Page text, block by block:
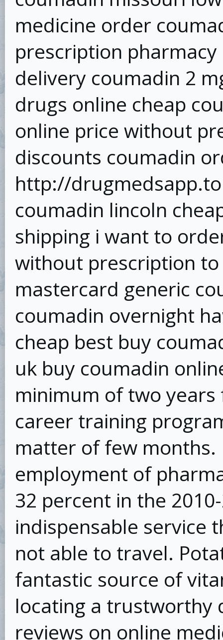
medicine order
prescription
delivery coumadin 2
drugs online cheap
online price without
discounts coumadin
http://
coumadin lincoln
shipping i want to
without prescription
mastercard generic
coumadin overnight
cheap best buy
uk buy coumadin
minimum of two
career training
matter of few
employment of
32 percent in the
indispensable service
not able to travel.
fantastic source of
locating a trustworthy
reviews on online